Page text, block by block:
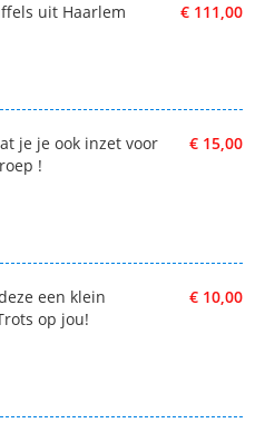
€ 111,00
uit Haarlem
€ 15,00
je je ook inzet voor
!
€ 10,00
een klein
op jou!